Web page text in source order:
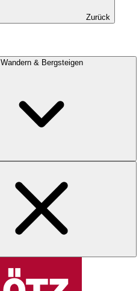
Zurück
Wandern & Bergsteigen